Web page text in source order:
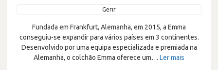
Gerir
Fundada em Frankfurt, Alemanha, em 2015, a Emma
conseguiu-se expandir para vários países em 3 continentes.
Desenvolvido por uma equipa especializada e premiada na
Alemanha, o colchão Emma oferece um… Ler mais